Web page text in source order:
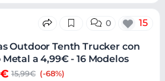
0 15
Outdoor Tenth Trucker con
Metal a 4,99€ - 16 Modelos
15,99€ (-68%)